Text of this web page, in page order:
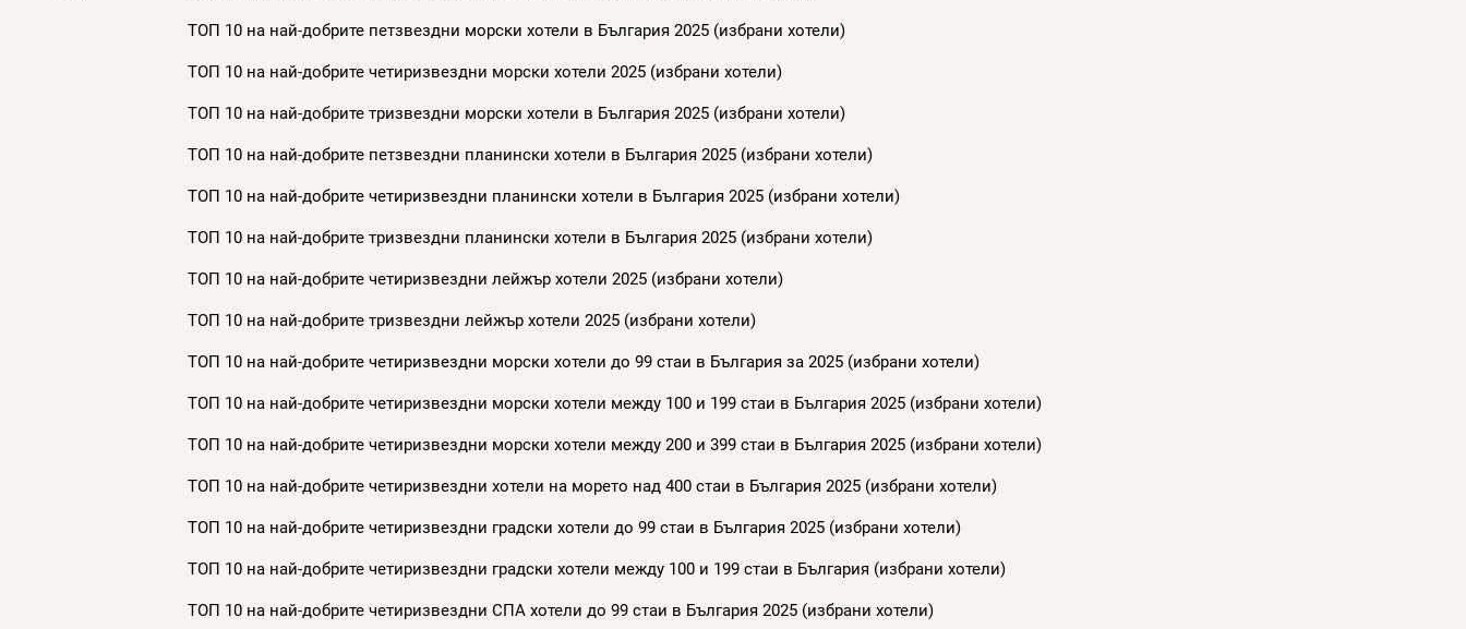
ТОП 10 на най-добрите петзвездни морски хотели в България 2025 (избрани хотели)
ТОП 10 на най-добрите четиризвездни морски хотели 2025 (избрани хотели)
ТОП 10 на най-добрите тризвездни морски хотели в България 2025 (избрани хотели)
ТОП 10 на най-добрите петзвездни планински хотели в България 2025 (избрани хотели)
ТОП 10 на най-добрите четиризвездни планински хотели в България 2025 (избрани хотели)
ТОП 10 на най-добрите тризвездни планински хотели в България 2025 (избрани хотели)
ТОП 10 на най-добрите четиризвездни лейжър хотели 2025 (избрани хотели)
ТОП 10 на най-добрите тризвездни лейжър хотели 2025 (избрани хотели)
ТОП 10 на най-добрите четиризвездни морски хотели до 99 стаи в България за 2025 (избрани хотели)
ТОП 10 на най-добрите четиризвездни морски хотели между 100 и 199 стаи в България 2025 (избрани хотели)
ТОП 10 на най-добрите четиризвездни морски хотели между 200 и 399 стаи в България 2025 (избрани хотели)
ТОП 10 на най-добрите четиризвездни хотели на морето над 400 стаи в България 2025 (избрани хотели)
ТОП 10 на най-добрите четиризвездни градски хотели до 99 стаи в България 2025 (избрани хотели)
ТОП 10 на най-добрите четиризвездни градски хотели между 100 и 199 стаи в България (избрани хотели)
ТОП 10 на най-добрите четиризвездни СПА хотели до 99 стаи в България 2025 (избрани хотели)